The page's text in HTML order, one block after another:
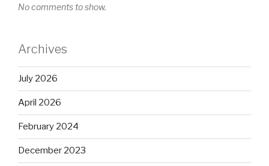
No comments to show.
Archives
July 2026
April 2026
February 2024
December 2023